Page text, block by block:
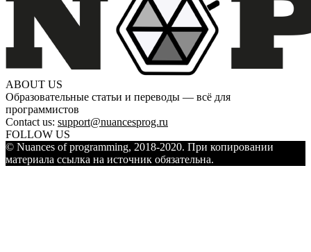
ABOUT US
Образовательные статьи и переводы — всё для
программистов
Contact us: support@nuancesprog.ru
FOLLOW US
© Nuances of programming, 2018-2020. При копировании
материала ссылка на источник обязательна.